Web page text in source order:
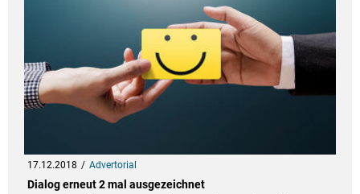
17.12.2018 Advertorial
Dialog erneut 2 mal ausgezeichnet